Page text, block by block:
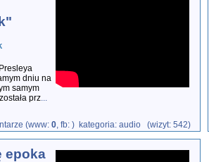
dniu na
samym
prz...
(www: 0, fb: ) kategoria: audio (wizyt: 542)
epoka